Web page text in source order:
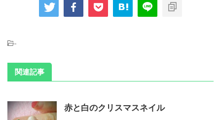
-
関連記事
赤と白のクリスマスネイル